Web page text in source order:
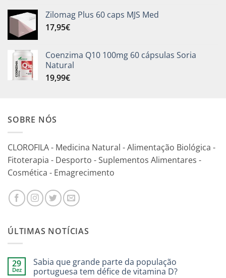
Zilomag Plus 60 caps MJS Med
17,95€
Coenzima Q10 100mg 60 cápsulas Soria
Natural
19,99€
SOBRE NÓS
CLOROFILA - Medicina Natural - Alimentação Biológica -
Fitoterapia - Desporto - Suplementos Alimentares -
Cosmética - Emagrecimento
ÚLTIMAS NOTÍCIAS
29
Dez
Sabia que grande parte da população
portuguesa tem défice de vitamina D?